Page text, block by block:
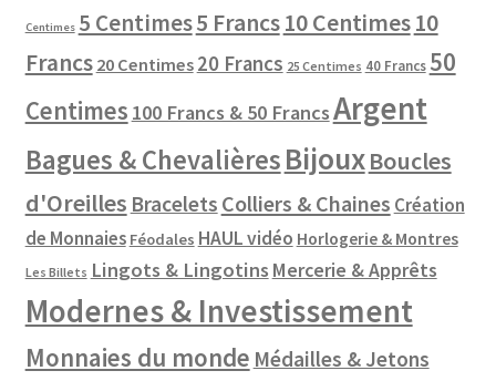
Centimes 5 Centimes5 Francs10 Centimes10
Francs 20 Centimes 20 Francs 25 Centimes 40 Francs 50
Centimes 100 Francs & 50 FrancsArgent
Bagues & ChevalièresBijouxBoucles
d'Oreilles Bracelets Colliers & Chaines Création
de Monnaies Féodales HAUL vidéo Horlogerie & Montres
Les Billets Lingots & Lingotins Mercerie & Apprêts
Modernes & Investissement
Monnaies du monde Médailles & Jetons